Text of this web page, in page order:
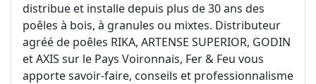
distribue et installe depuis plus de 30 ans des
poêles à bois, à granules ou mixtes. Distributeur
agréé de poêles RIKA, ARTENSE SUPERIOR, GODIN
et AXIS sur le Pays Voironnais, Fer & Feu vous
apporte savoir-faire, conseils et professionnalisme